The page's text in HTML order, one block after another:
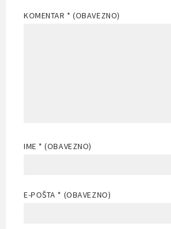
KOMENTAR * (OBAVEZNO)
IME * (OBAVEZNO)
E-POŠTA * (OBAVEZNO)